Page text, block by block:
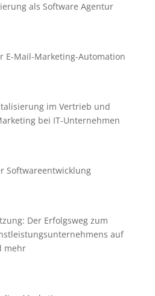
als Software Agentur
E-Mail-Marketing-Automation
im Vertrieb und
bei IT-Unternehmen
Softwareentwicklung
Der Erfolgsweg zum
auf
mehr